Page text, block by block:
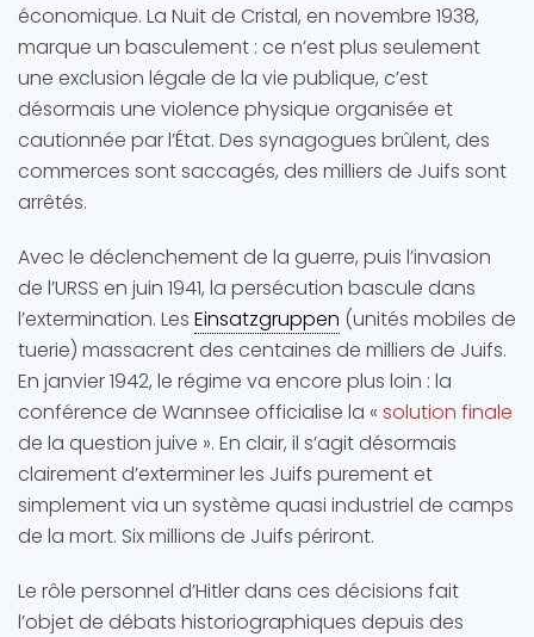
économique. La Nuit de Cristal, en novembre 1938,
marque un basculement : ce n’est plus seulement
une exclusion légale de la vie publique, c’est
désormais une violence physique organisée et
cautionnée par l’État. Des synagogues brûlent, des
commerces sont saccagés, des milliers de Juifs sont
arrêtés.
Avec le déclenchement de la guerre, puis l’invasion
de l’URSS en juin 1941, la persécution bascule dans
l’extermination. Les Einsatzgruppen (unités mobiles de
tuerie) massacrent des centaines de milliers de Juifs.
En janvier 1942, le régime va encore plus loin : la
conférence de Wannsee officialise la « solution finale
de la question juive ». En clair, il s’agit désormais
clairement d’exterminer les Juifs purement et
simplement via un système quasi industriel de camps
de la mort. Six millions de Juifs périront.
Le rôle personnel d’Hitler dans ces décisions fait
l’objet de débats historiographiques depuis des